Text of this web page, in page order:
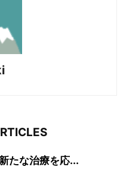
たな治療を応...